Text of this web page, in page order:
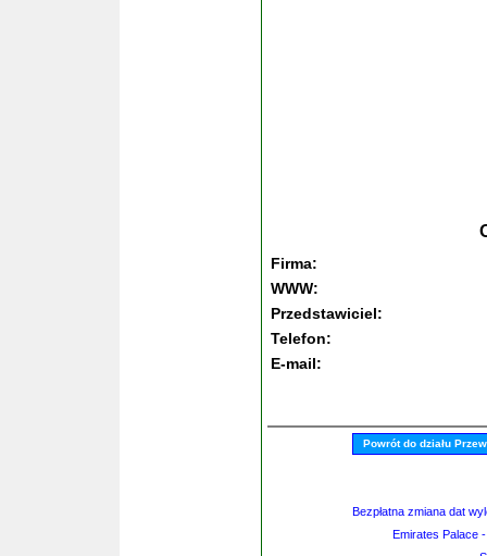
Firma:
WWW:
Przedstawiciel:
Telefon:
E-mail:
Powrót do działu
Bezpłatna zmiana dat
Emirates Palace